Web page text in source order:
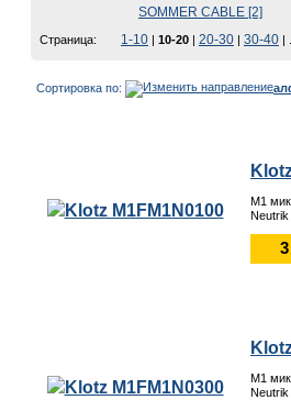
SOMMER CABLE [2]
Страница: 1-10 | 10-20 | 20-30 | 30-40 | .
Сортировка по:
M1
Neutrik
M1
Neutrik